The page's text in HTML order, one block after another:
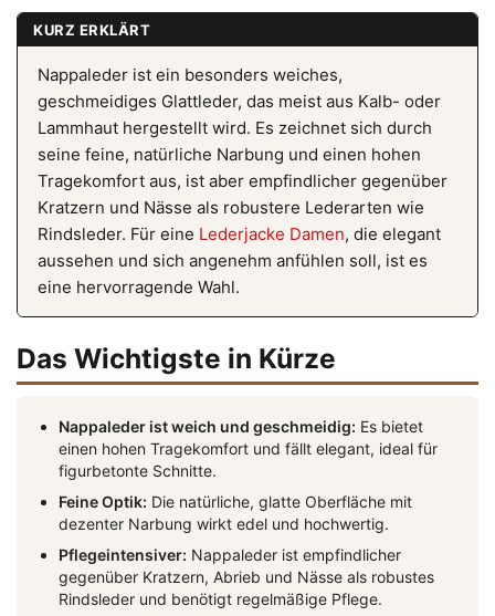
KURZ ERKLÄRT
Nappaleder ist ein besonders weiches,
geschmeidiges Glattleder, das meist aus Kalb- oder
Lammhaut hergestellt wird. Es zeichnet sich durch
seine feine, natürliche Narbung und einen hohen
Tragekomfort aus, ist aber empfindlicher gegenüber
Kratzern und Nässe als robustere Lederarten wie
Rindsleder. Für eine Lederjacke Damen, die elegant
aussehen und sich angenehm anfühlen soll, ist es
eine hervorragende Wahl.
Das Wichtigste in Kürze
Nappaleder ist weich und geschmeidig: Es bietet
einen hohen Tragekomfort und fällt elegant, ideal für
figurbetonte Schnitte.
Feine Optik: Die natürliche, glatte Oberfläche mit
dezenter Narbung wirkt edel und hochwertig.
Pflegeintensiver: Nappaleder ist empfindlicher
gegenüber Kratzern, Abrieb und Nässe als robustes
Rindsleder und benötigt regelmäßige Pflege.